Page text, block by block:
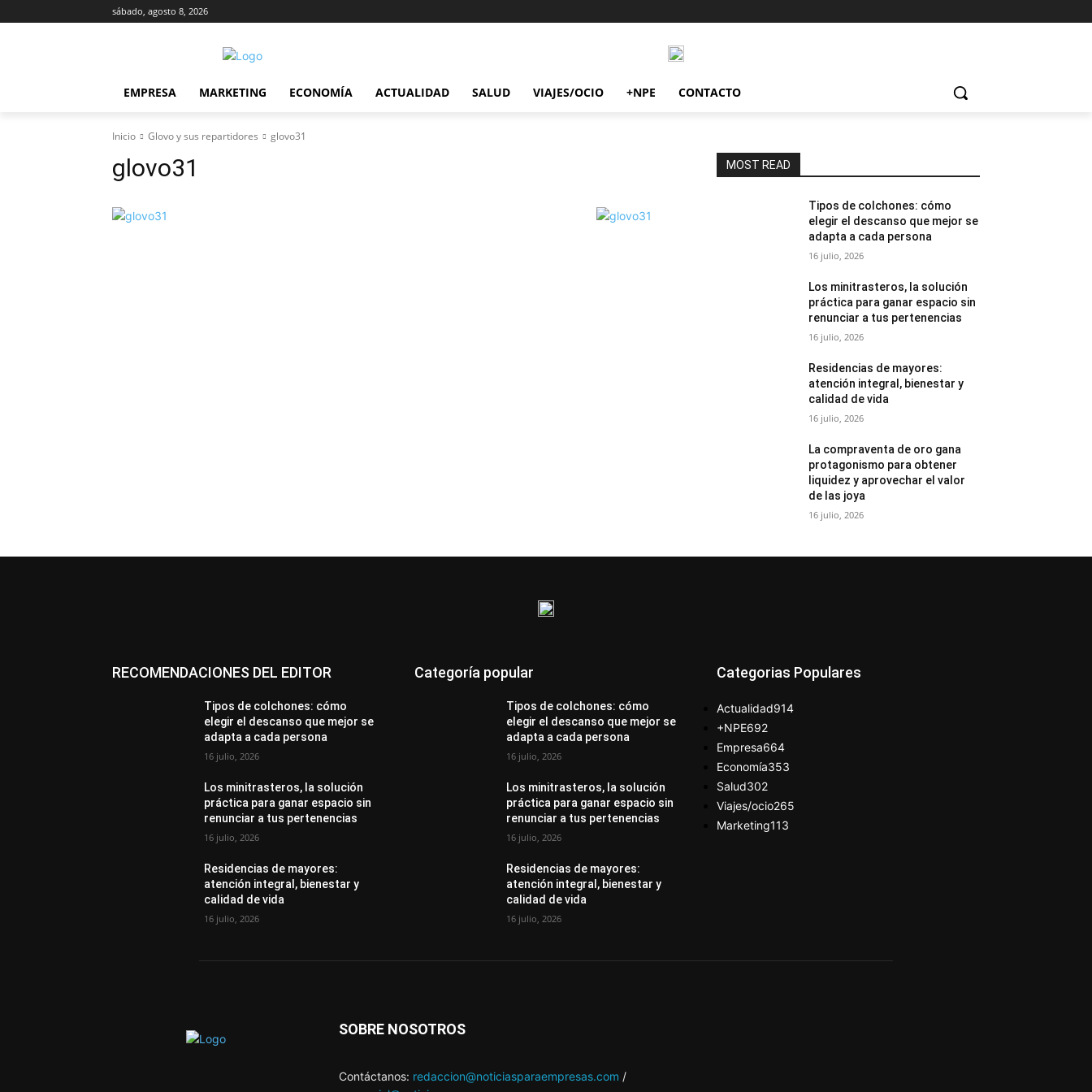
sábado, agosto 8, 2026
EMPRESA MARKETING ECONOMÍA ACTUALIDAD SALUD VIAJES/OCIO +NPE CONTACTO
Inicio Glovo y sus repartidores glovo31
glovo31 MOST READ
Tipos de colchones: cómo
elegir el descanso que mejor se
adapta a cada persona
16 julio, 2026
Los minitrasteros, la solución
práctica para ganar espacio sin
renunciar a tus pertenencias
16 julio, 2026
Residencias de mayores:
atención integral, bienestar y
calidad de vida
16 julio, 2026
La compraventa de oro gana
protagonismo para obtener
liquidez y aprovechar el valor
de las joya
16 julio, 2026
RECOMENDACIONES DEL EDITOR
Tipos de colchones: cómo
elegir el descanso que mejor se
adapta a cada persona
16 julio, 2026
Los minitrasteros, la solución
práctica para ganar espacio sin
renunciar a tus pertenencias
16 julio, 2026
Residencias de mayores:
atención integral, bienestar y
calidad de vida
16 julio, 2026
Categoría popular
Tipos de colchones: cómo
elegir el descanso que mejor se
adapta a cada persona
16 julio, 2026
Los minitrasteros, la solución
práctica para ganar espacio sin
renunciar a tus pertenencias
16 julio, 2026
Residencias de mayores:
atención integral, bienestar y
calidad de vida
16 julio, 2026
Categorias Populares
Actualidad914
+NPE692
Empresa664
Economía353
Salud302
Viajes/ocio265
Marketing113
SOBRE NOSOTROS
Contáctanos: redaccion@noticiasparaempresas.com /